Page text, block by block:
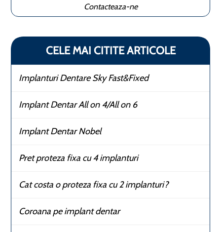
Contacteaza-ne
CELE MAI CITITE ARTICOLE
Implanturi Dentare Sky Fast&Fixed
Implant Dentar All on 4/All on 6
Implant Dentar Nobel
Pret proteza fixa cu 4 implanturi
Cat costa o proteza fixa cu 2 implanturi?
Coroana pe implant dentar